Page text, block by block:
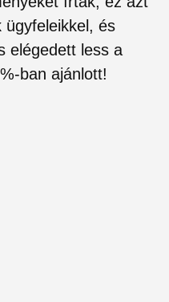
ügyfeleikkel, és
elégedett less a
ban ajánlott!